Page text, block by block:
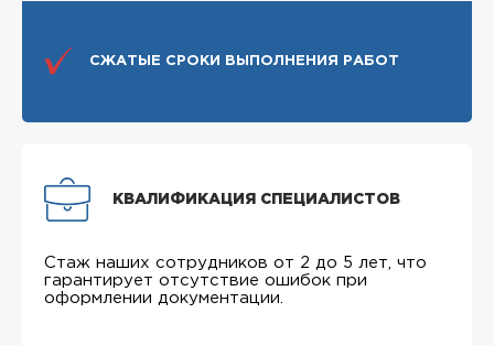
СЖАТЫЕ СРОКИ ВЫПОЛНЕНИЯ РАБОТ
КВАЛИФИКАЦИЯ СПЕЦИАЛИСТОВ
Стаж наших сотрудников от 2 до 5 лет, что
гарантирует отсутствие ошибок при
оформлении документации.